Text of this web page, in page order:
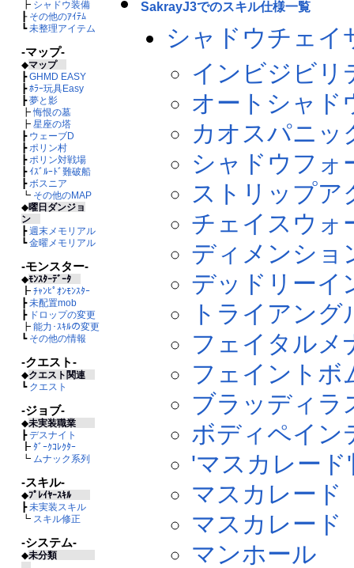
┣ シャドウ装備
┠ その他のｱｲﾃﾑ
┗未整理アイテム
-マップ-
◆マップ
┣GHMD EASY
┣ﾎﾗｰ玩具Easy
┣夢と影
┣ 悔恨の墓
┣ 星座の塔
┣ ウェーブD
┣ ポリン村
┣ ポリン対戦場
┣ｲｽﾞﾙｰﾄﾞ難破船
┣ ボスニア
┗ その他のMAP
◆曜日ダンジョ
ン
┣週末メモリアル
┗金曜メモリアル
-モンスター-
◆ﾓﾝｽﾀｰﾃﾞｰﾀ
┣ ﾁｬﾝﾋﾟｵﾝﾓﾝｽﾀｰ
┣未配置mob
┣ ドロップの変更
┣ 能力･ｽｷﾙの変更
┗ その他の情報
-クエスト-
◆クエスト関連
┗ クエスト
-ジョブ-
◆未実装職業
┣デスナイト
┣ ﾀﾞｰｸｺﾚｸﾀｰ
┗ ムナック系列
-スキル-
◆ﾌﾟﾚｲﾔｰｽｷﾙ
┣未実装スキル
┗ スキル修正
-システム-
◆未分類
SakrayJ3でのスキル仕様一覧
シャドウチェイ
インビジビリ
オートシャド
カオスパニッ
シャドウフォ
ストリップア
チェイスウォ
ディメンショ
デッドリーイ
トライアン
フェイタルメ
フェイントボ
ブラッディラ
ボディペイン
'マスカレード
マスカレード
マスカレード
マンホール